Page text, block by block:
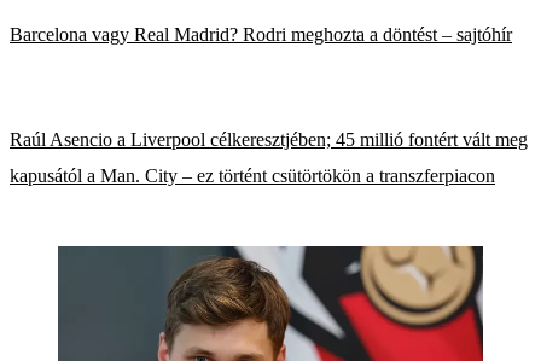
Barcelona vagy Real Madrid? Rodri meghozta a döntést – sajtóhír
Raúl Asencio a Liverpool célkeresztjében; 45 millió fontért vált meg
kapusától a Man. City – ez történt csütörtökön a transzferpiacon